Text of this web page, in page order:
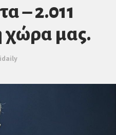
– 2.011
χώρα μας.